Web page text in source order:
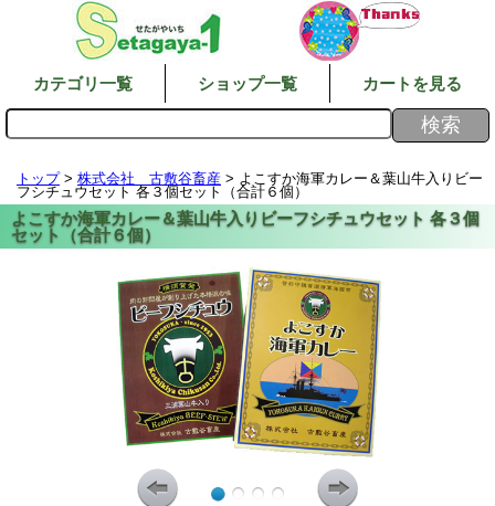
カテゴリ一覧 ショップ一覧 カートを見る
トップ> 株式会社 古敷谷畜産 > よこすか海軍カレー＆葉山牛入りビー
フシチュウセット 各３個セット（合計６個）